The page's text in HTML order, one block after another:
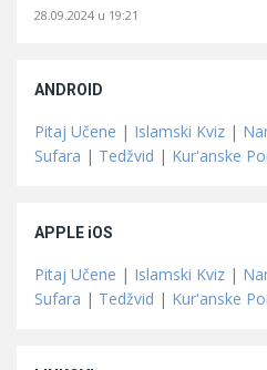
28.09.2024 u 19:21
ANDROID
Pitaj Učene | Islamski Kviz |
Sufara | Tedžvid | Kur'anske
APPLE iOS
Pitaj Učene | Islamski Kviz |
Sufara | Tedžvid | Kur'anske